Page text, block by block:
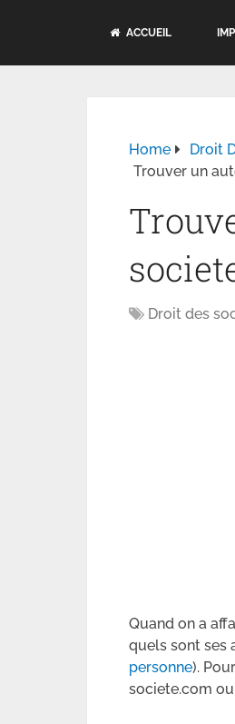
ACCUEIL
Home
Droit
Trouver un
Droit des
Quand on a
quels sont ses
personne).
societe.com